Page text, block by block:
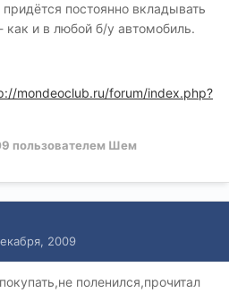
придётся постоянно вкладывать
и в любой б/у автомобиль.
mondeoclub.ru/forum/index.php?
пользователем Шем
2009
поленился,прочитал